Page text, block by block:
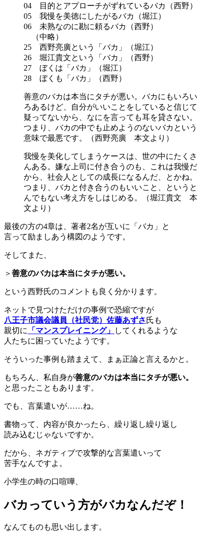
04 目的とアプローチがずれているバカ（西野）
05 我慢を美徳にしたがるバカ（堀江）
06 未熟なのに勘に頼るバカ（西野）
（中略）
25 西野亮廣という「バカ」（堀江）
26 堀江貴文という「バカ」（西野）
27 ぼくは「バカ」（堀江）
28 ぼくも「バカ」（西野）
善意のバカは本当にタチが悪い。バカにもいろい
ろあるけど、自分がいいことをしていると信じて
疑ってないから、なにを言っても耳を貸さない。
つまり、バカの中でも止めようのないバカという
意味で最悪です。（西野亮廣 本文より）
我慢を美化してしまうケースは、世の中にたくさ
んある。嫌な上司に付き合うのも、これは我慢だ
から、社会人としての成長になるんだ、とかね。
つまり、バカと付き合うのもいいこと、というと
んでもない考え方をしはじめる。（堀江貴文 本
文より）
最後の方の4章は、著者2名が互いに「バカ」と
言って励ましあう構図のようです。
そしてまた、
＞ 善意のバカは本当にタチが悪い。
という西野氏のコメントも良く分かります。
ネットで見つけただけの事例で恐縮ですが
八王子市議会議員（社民党）佐藤あずさ氏も
親切に
「マンスプレイニング」
してくれるような
人たちに困っていたようです。
そういった事例も踏まえて、まぁ正論と言えるかと。
もちろん、私自身が善意のバカは本当にタチが悪い。
と思ったこともあります。
でも、言葉遣いが……ね。
書物って、内容が良かったら、繰り返し繰り返し
読み込むじゃないですか。
だから、ネガティブで攻撃的な言葉遣いって
苦手なんですよ。
小学生の時の口喧嘩、
バカっていう方がバカなんだぞ！
なんてものも思い出します。